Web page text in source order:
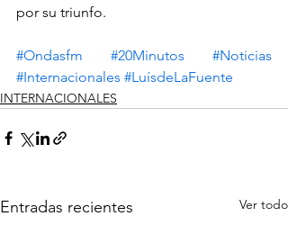
por su triunfo.
#Ondasfm #20Minutos
#Noticias
#Internacionales #LuísdeLaFuente
INTERNACIONALES
Entradas recientes Ver todo